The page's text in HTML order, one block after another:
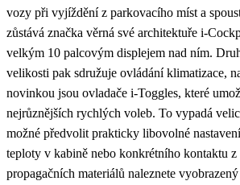
vozy při vyjíždění z parkovacího míst a
zůstává značka věrná své architektuře i-
velkým 10 palcovým displejem nad ním.
velikosti pak sdružuje ovládání klimatizace,
novinkou jsou ovladače i-Toggles, které
nejrůznějších rychlých voleb. To vypadá
možné předvolit prakticky libovolné
teploty v kabině nebo konkrétního kontaktu
propagačních materiálů naleznete